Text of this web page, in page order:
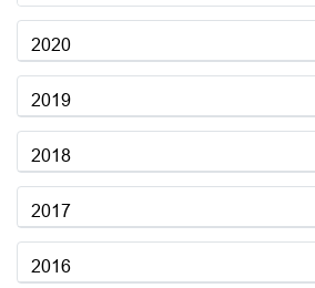
2020
2019
2018
2017
2016